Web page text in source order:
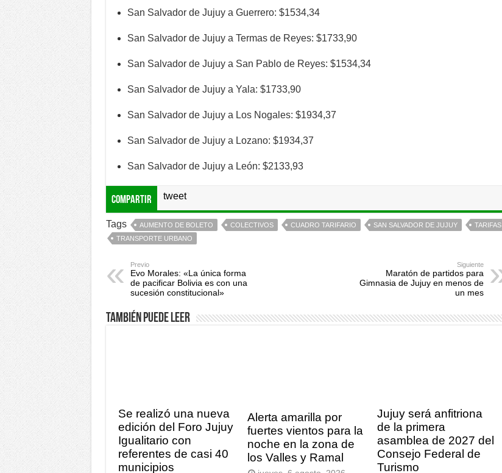
San Salvador de Jujuy a Guerrero: $1534,34
San Salvador de Jujuy a Termas de Reyes: $1733,90
San Salvador de Jujuy a San Pablo de Reyes: $1534,34
San Salvador de Jujuy a Yala: $1733,90
San Salvador de Jujuy a Los Nogales: $1934,37
San Salvador de Jujuy a Lozano: $1934,37
San Salvador de Jujuy a León: $2133,93
Compartir tweet
Tags AUMENTO DE BOLETO COLECTIVOS CUADRO TARIFARIO SAN SALVADOR DE JUJUY
TARIFAS
TRANSPORTE URBANO
Previo
Evo Morales: «La única forma
de pacificar Bolivia es con una
sucesión constitucional»
Siguiente
Maratón de partidos para
Gimnasia de Jujuy en menos de
un mes
También puede leer
Se realizó una nueva
edición del Foro Jujuy
Igualitario con
referentes de casi 40
municipios
Alerta amarilla por
fuertes vientos para la
noche en la zona de
los Valles y Ramal
Jujuy será anfitriona
de la primera
asamblea de 2027 del
Consejo Federal de
Turismo